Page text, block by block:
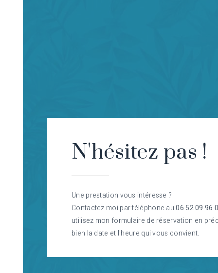
N'hésitez pas !
Une prestation vous intéresse ?
Contactez moi par téléphone au06 52 09 96
utilisez mon formulaire de réservation en
bien la date et l'heure qui vous convient.